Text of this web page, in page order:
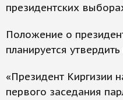
президентских
Положение о
планируется
«Президент Киргизии
первого заседания